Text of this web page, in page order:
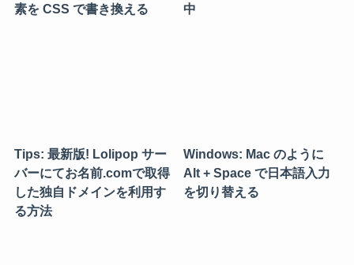
素を CSS で書き換える
中
Tips: 最新版! Lolipop サー
バーにてお名前.comで取得
した独自ドメインを利用す
る方法
Windows: Mac のように
Alt + Space で日本語入力
を切り替える